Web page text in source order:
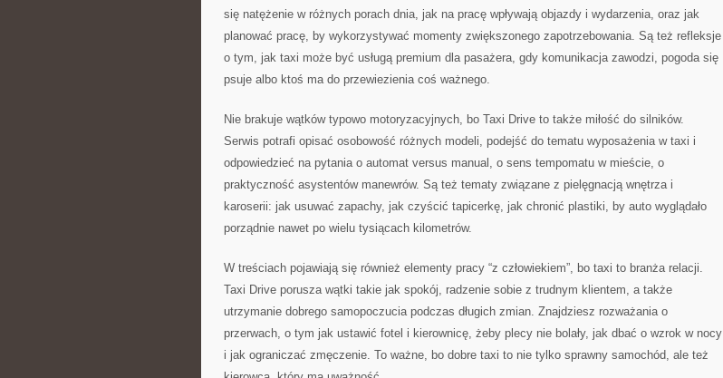
się natężenie w różnych porach dnia, jak na pracę wpływają objazdy i wydarzenia, oraz jak
planować pracę, by wykorzystywać momenty zwiększonego zapotrzebowania. Są też refleksje
o tym, jak taxi może być usługą premium dla pasażera, gdy komunikacja zawodzi, pogoda się
psuje albo ktoś ma do przewiezienia coś ważnego.
Nie brakuje wątków typowo motoryzacyjnych, bo Taxi Drive to także miłość do silników.
Serwis potrafi opisać osobowość różnych modeli, podejść do tematu wyposażenia w taxi i
odpowiedzieć na pytania o automat versus manual, o sens tempomatu w mieście, o
praktyczność asystentów manewrów. Są też tematy związane z pielęgnacją wnętrza i
karoserii: jak usuwać zapachy, jak czyścić tapicerkę, jak chronić plastiki, by auto wyglądało
porządnie nawet po wielu tysiącach kilometrów.
W treściach pojawiają się również elementy pracy “z człowiekiem”, bo taxi to branża relacji.
Taxi Drive porusza wątki takie jak spokój, radzenie sobie z trudnym klientem, a także
utrzymanie dobrego samopoczucia podczas długich zmian. Znajdziesz rozważania o
przerwach, o tym jak ustawić fotel i kierownicę, żeby plecy nie bolały, jak dbać o wzrok w nocy
i jak ograniczać zmęczenie. To ważne, bo dobre taxi to nie tylko sprawny samochód, ale też